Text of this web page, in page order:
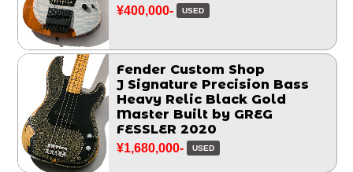
¥400,000- USED
Fender Custom Shop
J Signature Precision Bass
Heavy Relic Black Gold
Master Built by GREG
FESSLER 2020
¥1,680,000- USED